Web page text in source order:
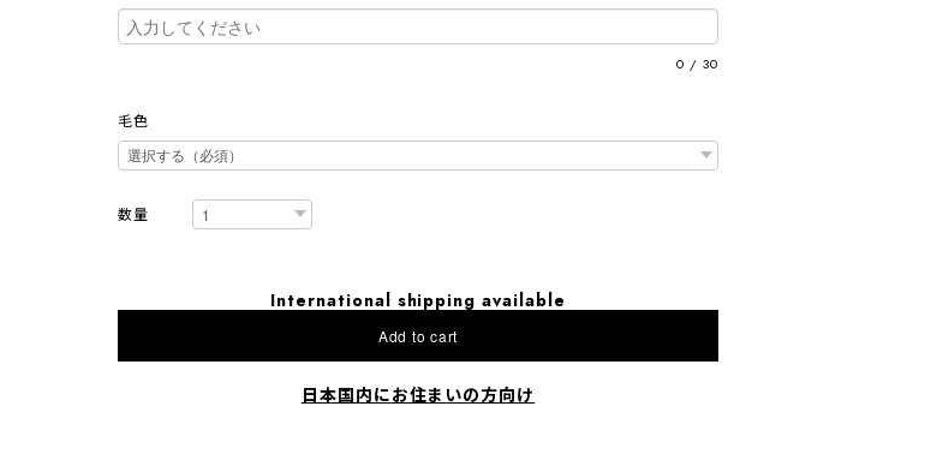
0 /30
毛色
数量
International shipping available
Add to cart
日本国内にお住まいの方向け